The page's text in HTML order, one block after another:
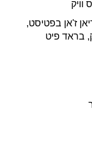
וויק
ז'אן בפטיסט,
, בראד פיט